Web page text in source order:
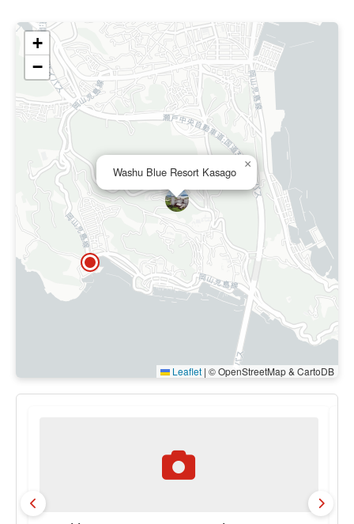
Washu Blue Resort Kasago
×
+
−
Leaflet | © OpenStreetMap & CartoDB